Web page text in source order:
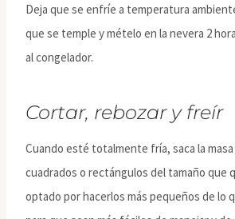
Deja que se enfríe a temperatura
que se temple y mételo en la nevera 2
al congelador.
Cortar, rebozar y freír
Cuando esté totalmente fría, saca la
cuadrados o rectángulos del tamaño que
optado por hacerlos más pequeños de lo